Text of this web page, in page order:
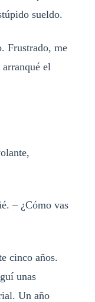
sueldo.
Frustrado, me
el
– ¿Cómo vas
cinco años.
unas
Un año